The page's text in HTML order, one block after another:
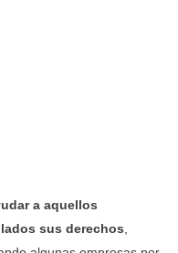
a aquellos
sus derechos